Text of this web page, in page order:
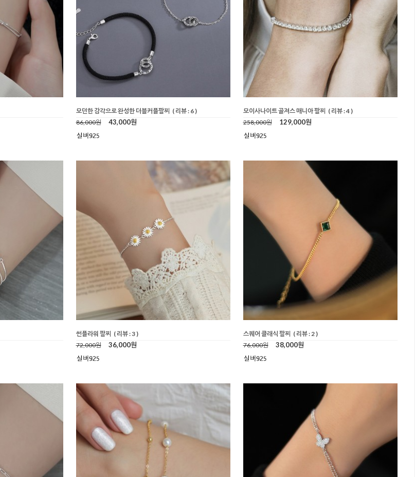
모던한 감각으로 완성한 더블커플팔찌 ( 리뷰 : 6 )
86,000원
43,000원
모이사나이트 골져스 매니아 팔찌 ( 리뷰 : 4 )
258,000원
129,000원
썬플라워 팔찌 ( 리뷰 : 3 )
72,000원
36,000원
스퀘어 클래식 팔찌 ( 리뷰 : 2 )
76,000원
38,000원